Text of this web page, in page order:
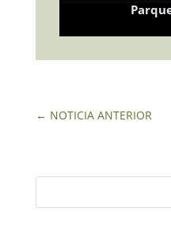
← NOTICIA ANTERIOR